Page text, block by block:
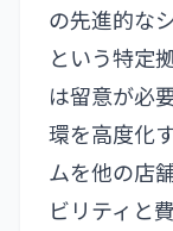
の先進的な
という特定
は留意が必
環を高度化
ムを他の店
ビリティと